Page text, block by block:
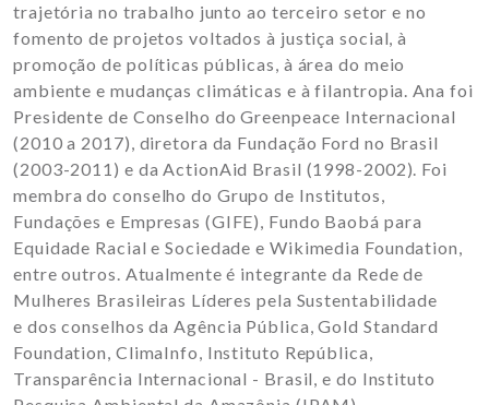
trajetória no trabalho junto ao terceiro setor e no
fomento de projetos voltados à justiça social, à
promoção de políticas públicas, à área do meio
ambiente e mudanças climáticas e à filantropia. Ana foi
Presidente de Conselho do Greenpeace Internacional
(2010 a 2017), diretora da Fundação Ford no Brasil
(2003-2011) e da ActionAid Brasil (1998-2002). Foi
membra do conselho do Grupo de Institutos,
Fundações e Empresas (GIFE), Fundo Baobá para
Equidade Racial e Sociedade e Wikimedia Foundation,
entre outros. Atualmente é integrante da Rede de
Mulheres Brasileiras Líderes pela Sustentabilidade
e dos conselhos da Agência Pública, Gold Standard
Foundation, ClimaInfo, Instituto República,
Transparência Internacional - Brasil, e do Instituto